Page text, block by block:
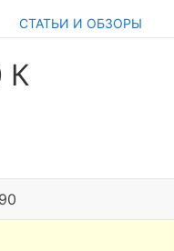
СТАТЬИ И ОБЗОРЫ
К